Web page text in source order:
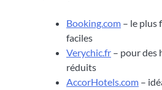
Booking.com – le plus
faciles
Verychic.fr – pour des
réduits
AccorHotels.com –